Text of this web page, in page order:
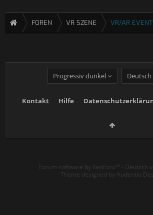
FOREN VR SZENE VR/AR
Progressiv dunkel
Kontakt Hilfe
Forum software by XenForo™ - Deutsch
Theme designed by Audentio